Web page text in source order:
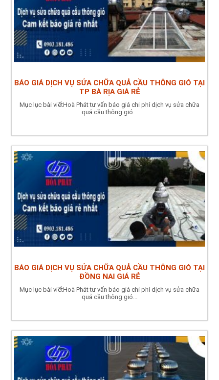
BÁO GIÁ DỊCH VỤ SỬA CHỮA QUẢ CẦU THÔNG GIÓ TẠI
TP BÀ RỊA GIÁ RẺ
Mục lục bài viếtHoà Phát tư vấn báo giá chi phí dịch vụ sửa chữa
quả cầu thông gió...
BÁO GIÁ DỊCH VỤ SỬA CHỮA QUẢ CẦU THÔNG GIÓ TẠI
ĐỒNG NAI GIÁ RẺ
Mục lục bài viếtHoà Phát tư vấn báo giá chi phí dịch vụ sửa chữa
quả cầu thông gió...